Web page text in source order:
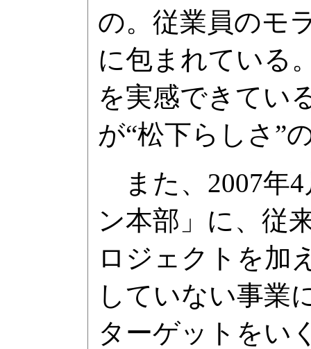
の。従業員のモ
に包まれている
を実感できてい
が“松下らしさ”
また、2007年4
ン本部」に、従
ロジェクトを加
していない事業
ターゲットをい